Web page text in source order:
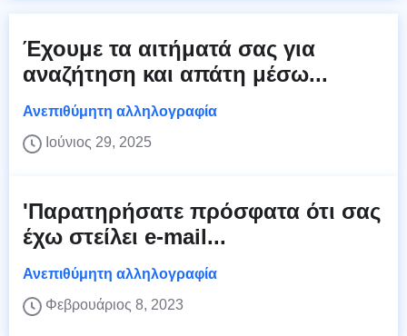
Έχουμε τα αιτήματά σας για
αναζήτηση και απάτη μέσω...
Ανεπιθύμητη αλληλογραφία
Ιούνιος 29, 2025
'Παρατηρήσατε πρόσφατα ότι σας
έχω στείλει e-mail...
Ανεπιθύμητη αλληλογραφία
Φεβρουάριος 8, 2023